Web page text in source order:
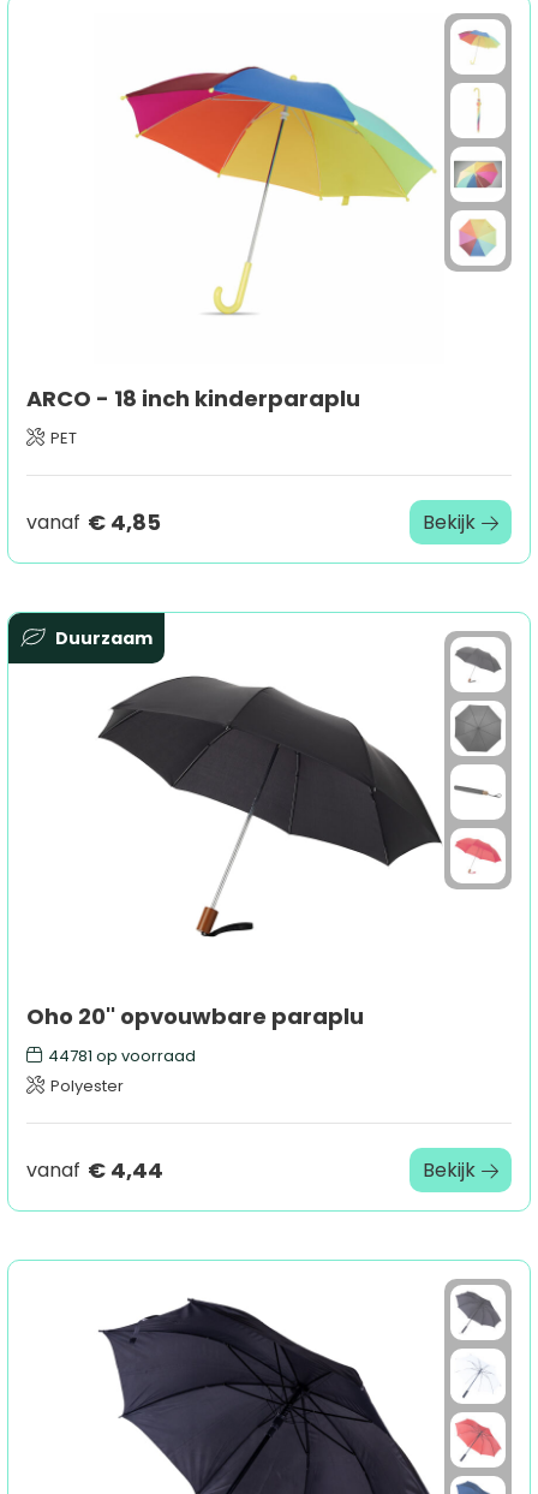
ARCO - 18 inch kinderparaplu
PET
vanaf € 4,85 Bekijk
Duurzaam
Oho 20'' opvouwbare paraplu
44781 op voorraad
Polyester
vanaf € 4,44 Bekijk